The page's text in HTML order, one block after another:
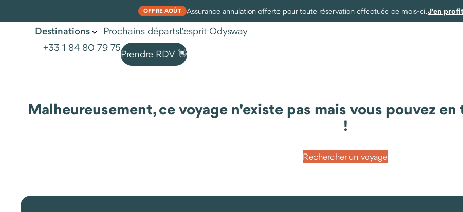
OFFRE AOÛT Assurance annulation offerte pour toute réservation effectuée ce mois-ci.J'en
Destinations Prochains départsL'esprit Odysway
+33 1 84 80 79 75Prendre RDV 👋
Malheureusement, ce voyage n'existe pas mais vous pouvez
!
Rechercher un voyage